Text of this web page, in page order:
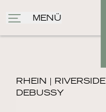
MENÜ
RHEIN | RIVERSIDE
DEBUSSY